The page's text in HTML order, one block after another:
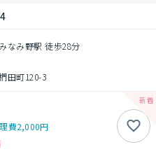
なみ野駅 徒歩28分
田町120-3
費2,000円